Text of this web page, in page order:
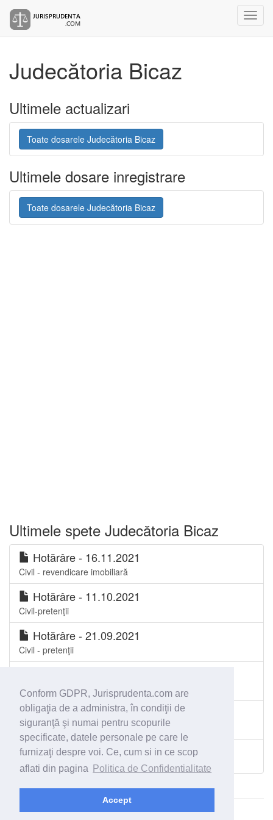
Conform GDPR, Jurisprudenta.com are
obligaţia de a administra, în condiţii de
siguranţă şi numai pentru scopurile
specificate, datele personale pe care le
furnizaţi despre voi. Ce, cum si in ce scop
aflati din pagina
Politica de Confidentialitate
Accept
Judecătoria Bicaz
Ultimele actualizari
Toate dosarele Judecătoria Bicaz
Ultimele dosare inregistrare
Toate dosarele Judecătoria Bicaz
Ultimele spete Judecătoria Bicaz
Hotărâre - 16.11.2021
Civil - revendicare imobiliară
Hotărâre - 11.10.2021
Civil-pretenţii
Hotărâre - 21.09.2021
Civil - pretenţii
Civil - anulare act
Hotărâre - 14.06.2021
Civil-contestatie la executare
Toate spetele Judecătoria Bicaz